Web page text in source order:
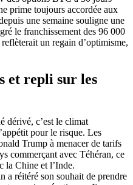
prime toujours accordée aux
une semaine souligne une
le franchissement des 96 000
un regain d’optimisme,
et repli sur les
dérivé, c’est le climat
pour le risque. Les
Trump à menacer de tarifs
commerçant avec Téhéran, ce
la Chine et l’Inde.
a réitéré son souhait de prendre